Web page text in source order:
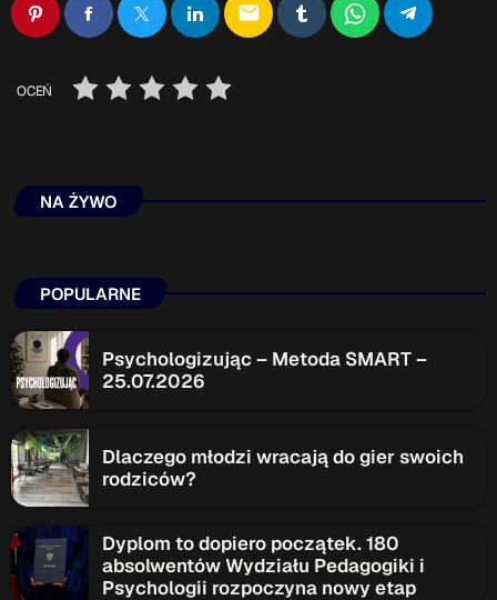
email
OCEŃ
NA ŻYWO
POPULARNE
Psychologizując – Metoda SMART –
25.07.2026
Dlaczego młodzi wracają do gier swoich
rodziców?
Dyplom to dopiero początek. 180
absolwentów Wydziału Pedagogiki i
Psychologii rozpoczyna nowy etap